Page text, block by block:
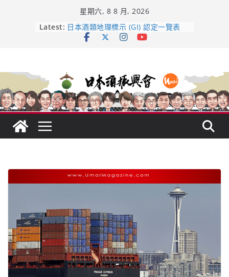
星期六, 8 8 月, 2026
Latest: 龜之井酒造：口說上手 – 山形純米大
吟釀的堅持與傳承 ～ くどき上手
響 𝟭𝟮 年 復活了!
【酒業商戰】130年老酒藏殺入股票
市場！梅乃宿上市背後的密碼